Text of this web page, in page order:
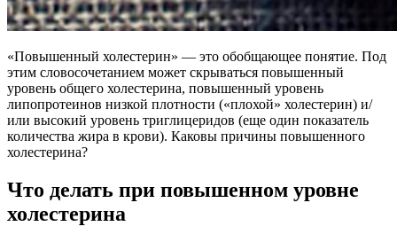
«Повышенный холестерин» — это обобщающее понятие. Под
этим словосочетанием может скрываться повышенный
уровень общего холестерина, повышенный уровень
липопротеинов низкой плотности («плохой» холестерин) и/
или высокий уровень триглицеридов (еще один показатель
количества жира в крови). Каковы причины повышенного
холестерина?
Что делать при повышенном уровне
холестерина